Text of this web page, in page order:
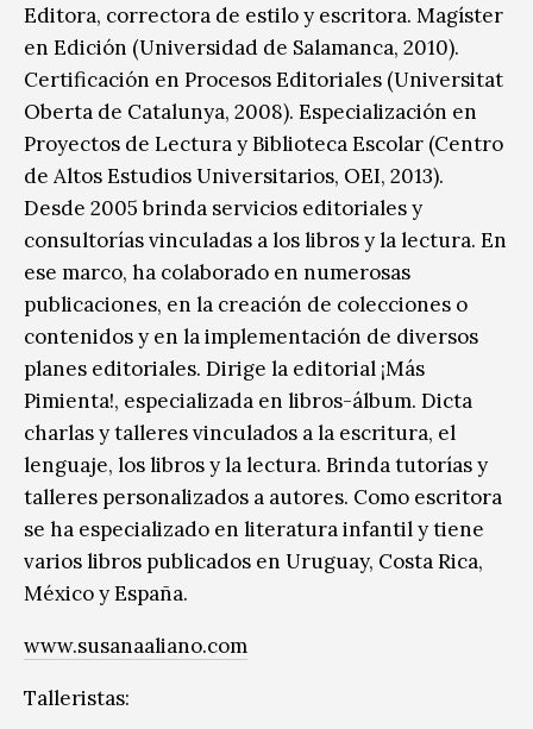
Editora, correctora de estilo y escritora. Magíster
en Edición (Universidad de Salamanca, 2010).
Certificación en Procesos Editoriales (Universitat
Oberta de Catalunya, 2008). Especialización en
Proyectos de Lectura y Biblioteca Escolar (Centro
de Altos Estudios Universitarios, OEI, 2013).
Desde 2005 brinda servicios editoriales y
consultorías vinculadas a los libros y la lectura. En
ese marco, ha colaborado en numerosas
publicaciones, en la creación de colecciones o
contenidos y en la implementación de diversos
planes editoriales. Dirige la editorial ¡Más
Pimienta!, especializada en libros-álbum. Dicta
charlas y talleres vinculados a la escritura, el
lenguaje, los libros y la lectura. Brinda tutorías y
talleres personalizados a autores. Como escritora
se ha especializado en literatura infantil y tiene
varios libros publicados en Uruguay, Costa Rica,
México y España.
www.susanaaliano.com
Talleristas: